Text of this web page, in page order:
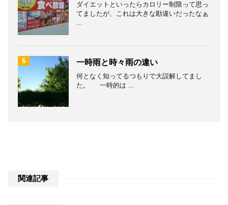
ダイエットといったらカロリー制限って思っ
てましたが、これは大きな勘違いだったなぁ
...
6 一時雨と時々雨の違い
何となく知ってるつもりで大誤解してまし
た。 一時的は ...
関連記事